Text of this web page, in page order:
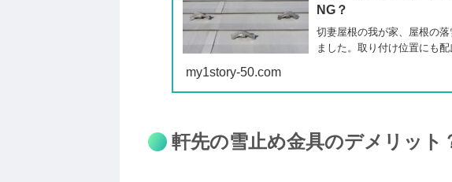
NG？
切妻屋根の我が家、屋根の
ました。取り付け位置にも配
my1story-50.com
軒先の雪止め金具のデメリット